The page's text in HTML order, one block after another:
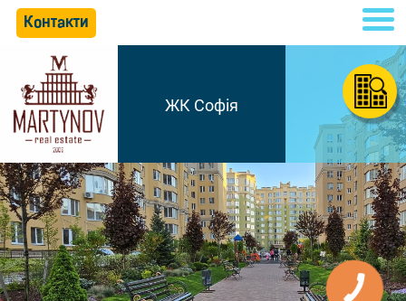
Контакти
ЖК Софія